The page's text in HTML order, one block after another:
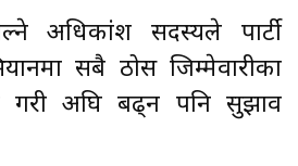
अधिकांश सदस्यले पार्टी
सबै ठोस जिम्मेवारीका
गरी अघि बढ्न पनि सुझाव